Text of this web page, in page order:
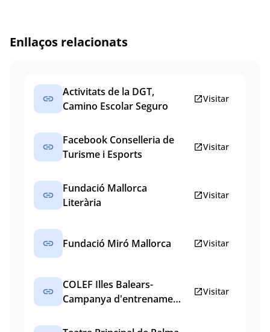
Enllaços relacionats
link
Activitats de la DGT,
Camino Escolar Seguro
open_in_newVisitar
link
Facebook Conselleria de
Turisme i Esports
open_in_newVisitar
link
Fundació Mallorca
Literària
open_in_newVisitar
link Fundació Miró Mallorca open_in_newVisitar
link
COLEF Illes Balears-
Campanya d'entrenament
open_in_newVisitar